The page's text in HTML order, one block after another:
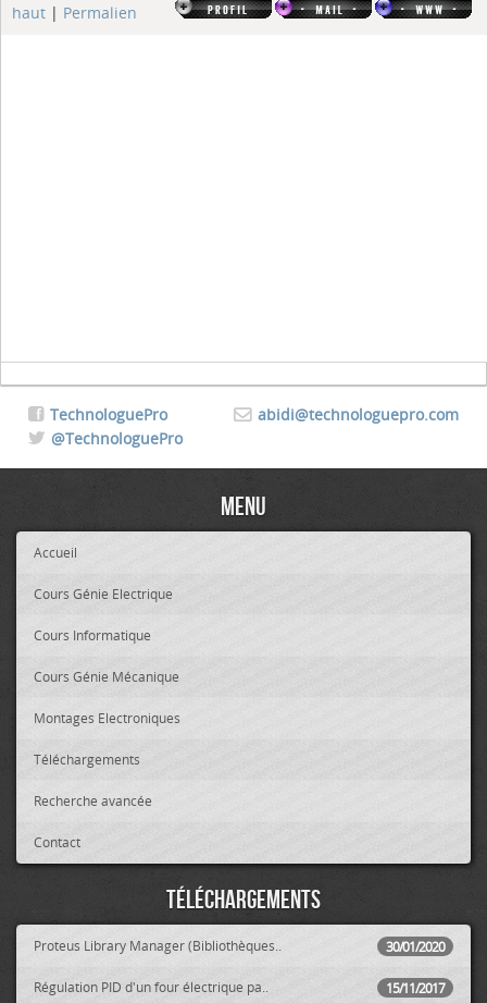
haut | Permalien
abidi@technologuepro.com
TechnologuePro
@TechnologuePro
Menu
Accueil
Cours Génie Electrique
Cours Informatique
Cours Génie Mécanique
Montages Electroniques
Téléchargements
Recherche avancée
Contact
Téléchargements
30/01/2020
Proteus Library Manager (Bibliothèques..
15/11/2017
Régulation PID d'un four électrique pa..